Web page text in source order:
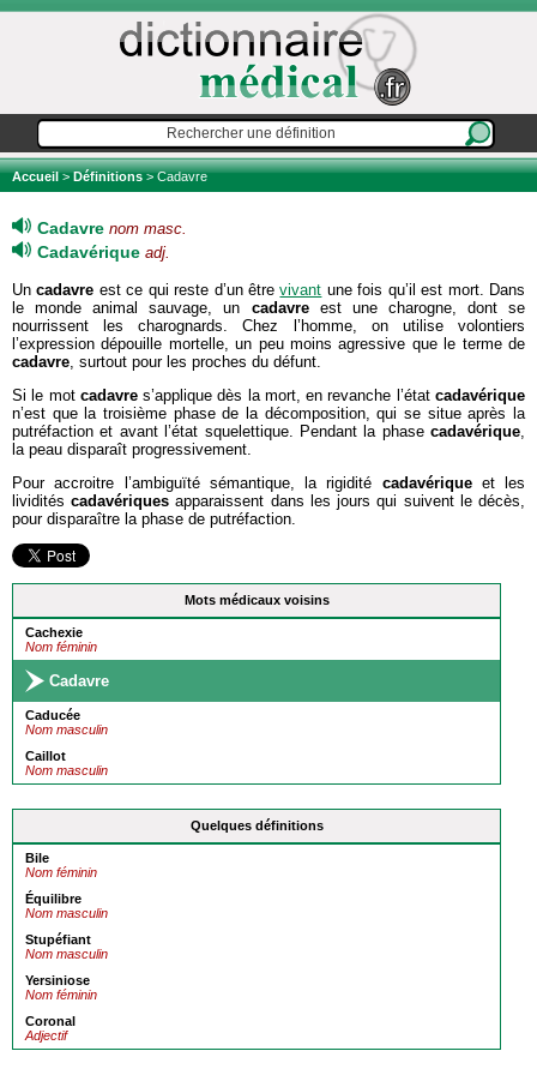
Accueil>Définitions> Cadavre
Mots médicaux voisins
Cachexie
Nom féminin
Cadavre
Caducée
Nom masculin
Caillot
Nom masculin
Quelques définitions
Bile
Nom féminin
Équilibre
Nom masculin
Stupéfiant
Nom masculin
Yersiniose
Nom féminin
Coronal
Adjectif
Cadavre nom masc.
Cadavérique adj.
Un cadavre est ce qui reste d’un êtrevivant une fois qu’il est mort. Dans
le monde animal sauvage, un cadavreest une charogne, dont se
nourrissent les charognards. Chez l’homme, on utilise volontiers
l’expression dépouille mortelle, un peu moins agressive que le terme de
cadavre, surtout pour les proches du défunt.
Si le mot cadavres’applique dès la mort, en revanche l’étatcadavérique
n’est que la troisième phase de la décomposition, qui se situe après la
putréfaction et avant l’état squelettique. Pendant la phase cadavérique,
la peau disparaît progressivement.
Pour accroitre l’ambiguïté sémantique, la rigidité cadavériqueet les
lividitéscadavériques apparaissent dans les jours qui suivent le décès,
pour disparaître la phase de putréfaction.